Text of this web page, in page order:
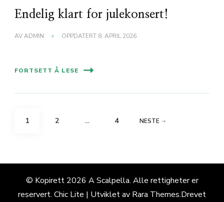
Endelig klart for julekonsert!
AVADMIN OPPDATERT 8. APRIL 2026
FORTSETT Å LESE
Sidepaginering
SIDE
1 SIDE
2 … SIDE
4 NESTE
© Kopirett 2026 A Scalpella. Alle rettigheter er
reservert. Chic Lite | Utviklet av Rara Themes.Drevet